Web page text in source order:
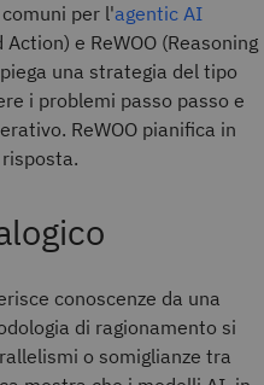
per l'agentic AI
e ReWOO (Reasoning
una strategia del tipo
i problemi passo passo e
ReWOO pianifica in
conoscenze da una
di ragionamento si
o somiglianze tra